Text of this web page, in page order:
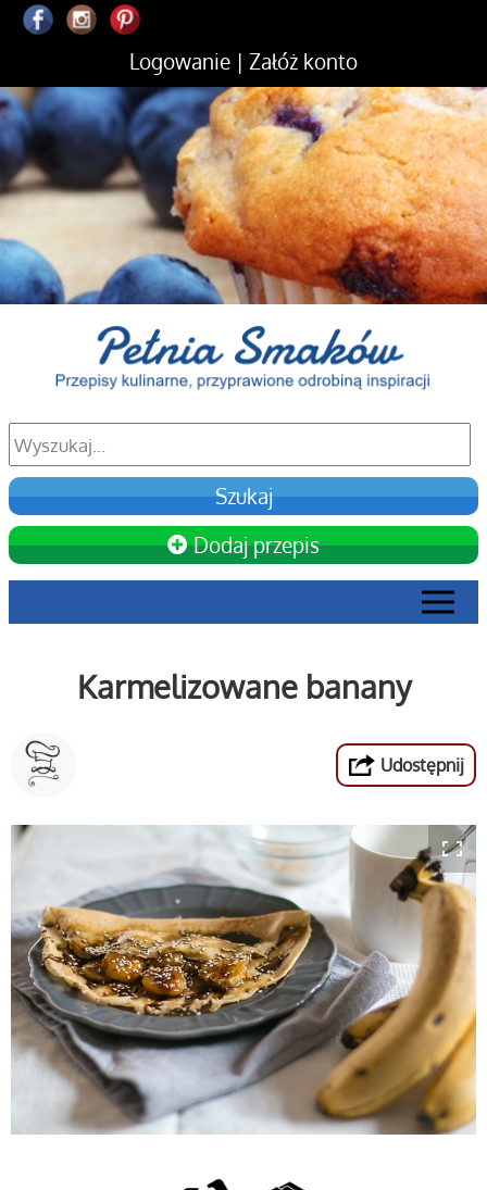
Logowanie | Załóż konto
Dodaj przepis
Karmelizowane banany
Udostępnij